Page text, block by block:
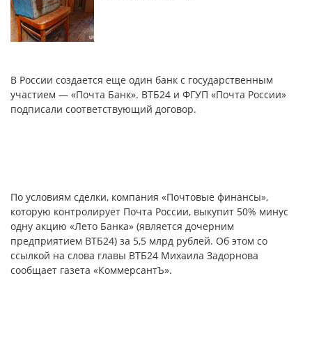
В России создается еще один банк с государственным
участием — «Почта Банк». ВТБ24 и ФГУП «Почта России»
подписали соответствующий договор.
По условиям сделки, компания «Почтовые финансы»,
которую контролирует Почта России, выкупит 50% минус
одну акцию «Лето Банка» (является дочерним
предприятием ВТБ24) за 5,5 млрд рублей. Об этом со
ссылкой на слова главы ВТБ24 Михаила Задорнова
сообщает газета «КоммерсантЪ».